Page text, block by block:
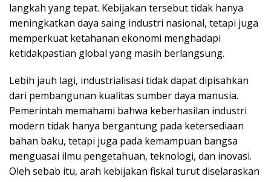
langkah yang tepat. Kebijakan tersebut tidak hanya
meningkatkan daya saing industri nasional, tetapi juga
memperkuat ketahanan ekonomi menghadapi
ketidakpastian global yang masih berlangsung.
Lebih jauh lagi, industrialisasi tidak dapat dipisahkan
dari pembangunan kualitas sumber daya manusia.
Pemerintah memahami bahwa keberhasilan industri
modern tidak hanya bergantung pada ketersediaan
bahan baku, tetapi juga pada kemampuan bangsa
menguasai ilmu pengetahuan, teknologi, dan inovasi.
Oleh sebab itu, arah kebijakan fiskal turut diselaraskan